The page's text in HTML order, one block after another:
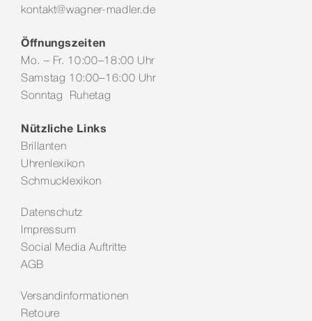
kontakt@wagner-madler.de
Öffnungszeiten
Mo. – Fr. 10:00–18:00 Uhr
Samstag 10:00–16:00 Uhr
Sonntag Ruhetag
Nützliche Links
Brillanten
Uhrenlexikon
Schmucklexikon
Datenschutz
Impressum
Social Media Auftritte
AGB
Versandinformationen
Retoure